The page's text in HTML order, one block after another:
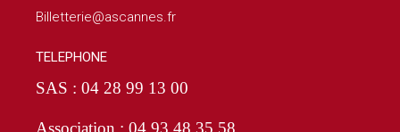
Billetterie@ascannes.fr
TELEPHONE
SAS : 04 28 99 13 00